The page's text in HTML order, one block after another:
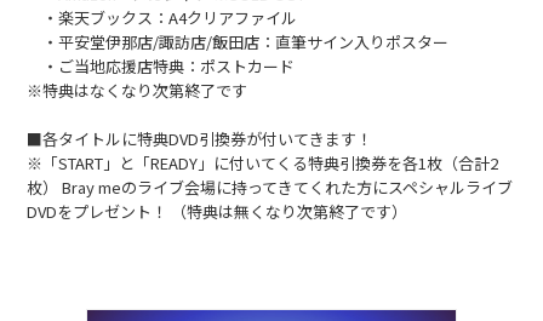
・楽天ブックス：A4クリアファイル
・平安堂伊那店/諏訪店/飯田店：直筆サイン入りポスター
・ご当地応援店特典：ポストカード
※特典はなくなり次第終了です
■各タイトルに特典DVD引換券が付いてきます！
※「START」と「READY」に付いてくる特典引換券を各1枚（合計2
枚） Bray meのライブ会場に持ってきてくれた方にスペシャルライブ
DVDをプレゼント！ （特典は無くなり次第終了です）